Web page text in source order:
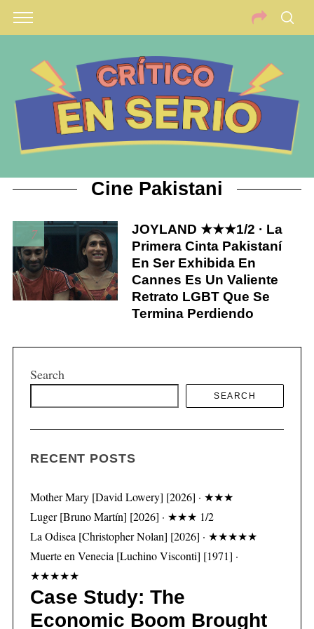
Cine Pakistani
7
JOYLAND ★★★1/2 · La
Primera Cinta Pakistaní
En Ser Exhibida En
Cannes Es Un Valiente
Retrato LGBT Que Se
Termina Perdiendo
Search
SEARCH
RECENT POSTS
Mother Mary [David Lowery] [2026] · ★★★
Luger [Bruno Martín] [2026] · ★★★ 1/2
La Odisea [Christopher Nolan] [2026] · ★★★★★
Muerte en Venecia [Luchino Visconti] [1971] ·
★★★★★
Case Study: The
Economic Boom Brought
S
e
c
o
r
: